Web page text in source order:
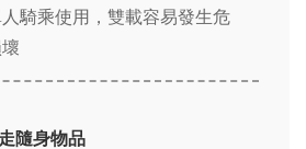
騎乘使用，雙載容易發生危
隨身物品